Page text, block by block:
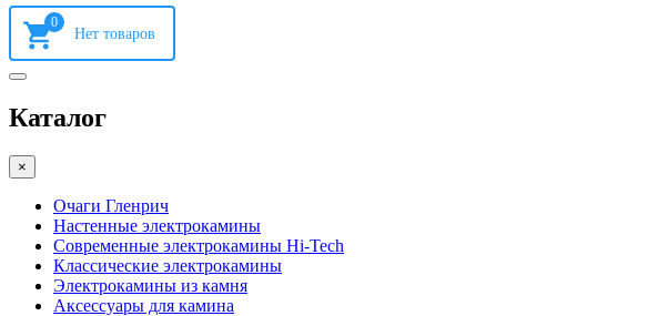
0
Каталог
×
Очаги Гленрич
Настенные электрокамины
Современные электрокамины Hi-Tech
Классические электрокамины
Электрокамины из камня
Аксессуары для камина